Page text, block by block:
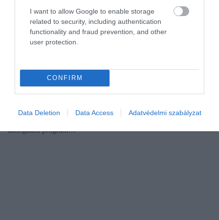
I want to allow Google to enable storage
related to security, including authentication
functionality and fraud prevention, and other
user protection.
CONFIRM
Data Deletion Data Access Adatvédelmi szabályzat
INGATLAN
elkezdeni
20 százalék körüli árcsökkenés mérhető éves alapon több
közelítenek az árak. A szektor ezért is sürgeti egy felújítás-
támogatási program…